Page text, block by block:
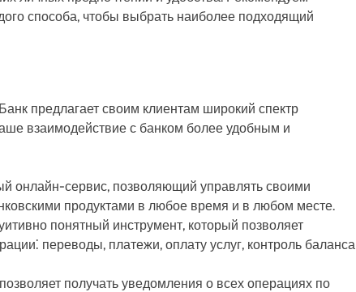
способа, чтобы выбрать наиболее подходящий
предлагает своим клиентам широкий спектр
взаимодействие с банком более удобным и
онлайн-сервис, позволяющий управлять своими
продуктами в любое время и в любом месте.
понятный инструмент, который позволяет
переводы, платежи, оплату услуг, контроль баланса
получать уведомления о всех операциях по